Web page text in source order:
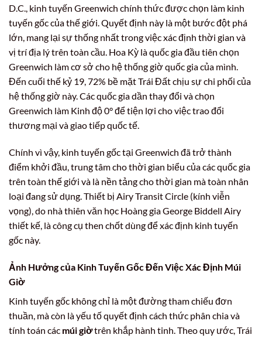
D.C., kinh tuyến Greenwich chính thức được chọn làm kinh
tuyến gốc của thế giới. Quyết định này là một bước đột phá
lớn, mang lại sự thống nhất trong việc xác định thời gian và
vị trí địa lý trên toàn cầu. Hoa Kỳ là quốc gia đầu tiên chọn
Greenwich làm cơ sở cho hệ thống giờ quốc gia của mình.
Đến cuối thế kỷ 19, 72% bề mặt Trái Đất chịu sự chi phối của
hệ thống giờ này. Các quốc gia dần thay đổi và chọn
Greenwich làm Kinh độ 0° để tiện lợi cho việc trao đổi
thương mại và giao tiếp quốc tế.
Chính vì vậy, kinh tuyến gốc tại Greenwich đã trở thành
điểm khởi đầu, trung tâm cho thời gian biểu của các quốc gia
trên toàn thế giới và là nền tảng cho thời gian mà toàn nhân
loại đang sử dụng. Thiết bị Airy Transit Circle (kính viễn
vọng), do nhà thiên văn học Hoàng gia George Biddell Airy
thiết kế, là công cụ then chốt dùng để xác định kinh tuyến
gốc này.
Ảnh Hưởng của Kinh Tuyến Gốc Đến Việc Xác Định Múi
Giờ
Kinh tuyến gốc không chỉ là một đường tham chiếu đơn
thuần, mà còn là yếu tố quyết định cách thức phân chia và
tính toán các múi giờtrên khắp hành tinh. Theo quy ước, Trái